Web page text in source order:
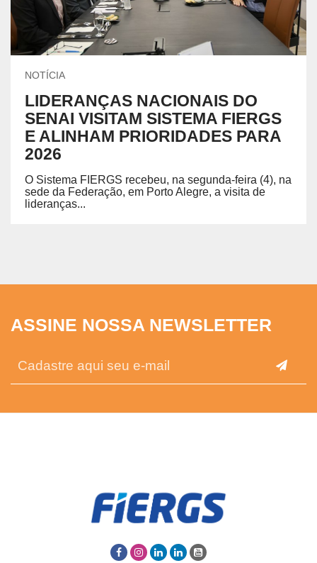
NOTÍCIA
LIDERANÇAS NACIONAIS DO
SENAI VISITAM SISTEMA FIERGS
E ALINHAM PRIORIDADES PARA
2026
O Sistema FIERGS recebeu, na segunda-feira (4), na
sede da Federação, em Porto Alegre, a visita de
lideranças...
ASSINE NOSSA NEWSLETTER